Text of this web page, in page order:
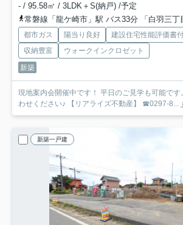
- / 95.58㎡ / 3LDK＋S(納戸) /予定
常磐線「龍ケ崎市」駅 バス33分 「白羽三丁
都市ガス 陽当り良好 建設住宅性能評価書
収納豊富
ウォークインクロゼット
新築
現地案内会開催中です！ 平日のご見学も可能です
わせください♪ 【リアライズ不動産】 ☎0297-8...
新築一戸建